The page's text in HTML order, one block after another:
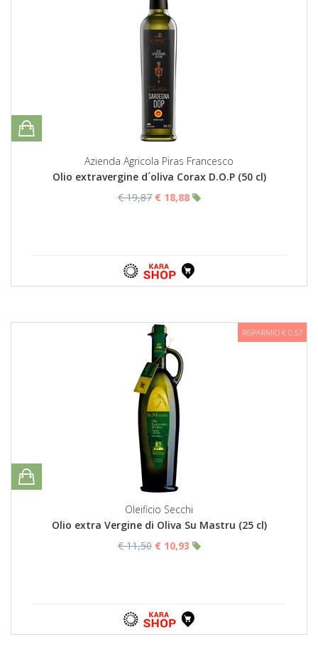
Azienda Agricola Piras Francesco
Olio extravergine d´oliva Corax D.O.P (50 cl)
€ 19,87 € 18,88
RISPARMIO € 0,57
Oleificio Secchi
Olio extra Vergine di Oliva Su Mastru (25 cl)
€ 11,50 € 10,93